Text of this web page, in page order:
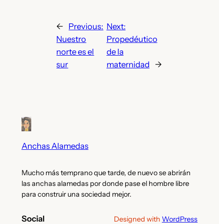
← Previous:
Nuestro
norte es el
sur
Next:
Propedéutico
de la
maternidad
→
Anchas Alamedas
Mucho más temprano que tarde, de nuevo se abrirán
las anchas alamedas por donde pase el hombre libre
para construir una sociedad mejor.
Social Designed with WordPress